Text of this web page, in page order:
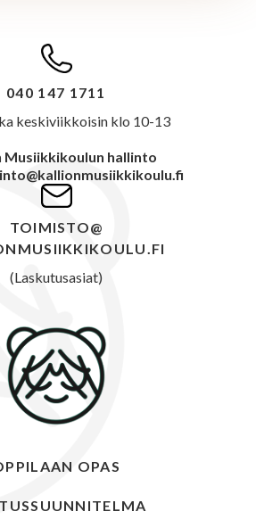
040 147 1711
keskiviikkoisin klo 10-13
Musiikkikoulun hallinto
TOIMISTO@
(Laskutusasiat)
OPAS